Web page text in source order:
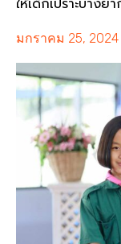
มกราคม 25, 2024